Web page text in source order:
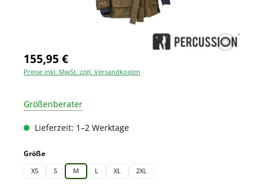
155,95 €
Preise inkl. MwSt. zzgl. Versandkosten
Größenberater
Lieferzeit: 1–2 Werktage
Größeauswählen
XS S M L XL 2XL